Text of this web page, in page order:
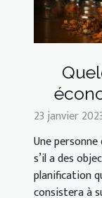
23 janvier
Une
s’il a des
planification
consistera à